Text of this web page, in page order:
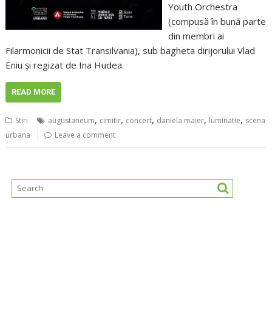
Youth Orchestra
(compusă în bună parte
din membri ai
Filarmonicii de Stat Transilvania), sub bagheta dirijorului Vlad
Eniu şi regizat de Ina Hudea.
READ MORE
Stiri augustaneum, cimitir, concert, daniela maier, luminatie, scena
urbana
Leave a comment